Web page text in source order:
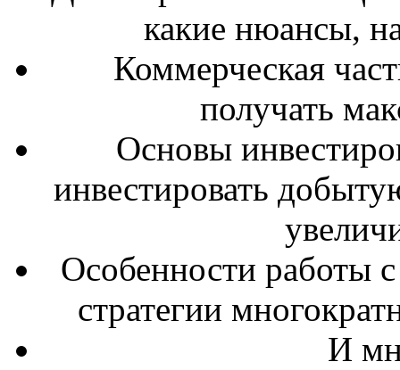
какие нюансы,
Коммерческая
получать
Основы
инвестировать
Особенности работы
стратегии
И